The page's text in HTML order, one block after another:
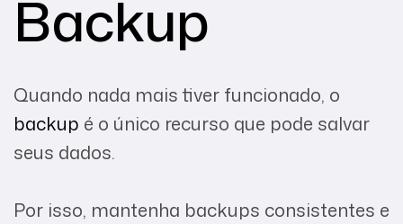
Backup
Quando nada mais tiver funcionado, o
backup é o único recurso que pode salvar
seus dados.
Por isso, mantenha backups consistentes e